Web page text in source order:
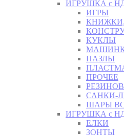
ИГРУШКА с
ИГРЫ
КУКЛЫ
ПАЗЛЫ
ПРОЧЕЕ
САНКИ-
ШАРЫ
ИГРУШКА с
ЕЛКИ
ЗОНТЫ